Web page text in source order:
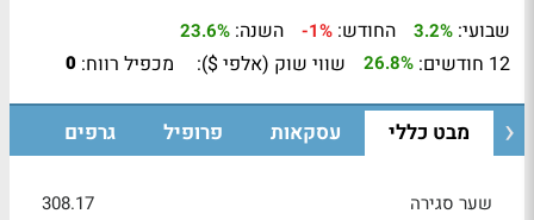
שבועי: 3.2% החודש: -1% השנה: 23.6%
12 חודשים: 26.8% שווי שוק (אלפי $): מכפיל רווח: 0
מבט כללי עסקאות פרופיל גרפים
שער סגירה
308.17